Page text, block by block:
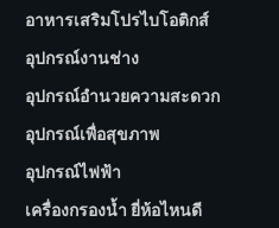
อาหารเสริมโปรไบโอติกส์
อุปกรณ์งานช่าง
อุปกรณ์อำนวยความสะดวก
อุปกรณ์เพื่อสุขภาพ
อุปกรณ์ไฟฟ้า
เครื่องกรองน้ำ ยี่ห้อไหนดี